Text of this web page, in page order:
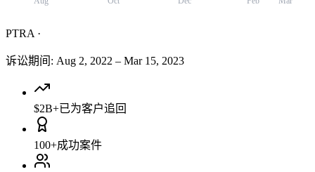
PTRA ·
诉讼期间 : Aug 2, 2022 – Mar 15, 2023
$2B+已为客户追回
100+成功案件